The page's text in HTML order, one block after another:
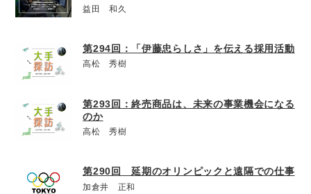
益田 和久
第294回：「伊藤忠らしさ」を伝える採用活動
高松 秀樹
第293回：終売商品は、未来の事業機会になる
のか
高松 秀樹
第290回 延期のオリンピックと遠隔での仕事
加倉井 正和